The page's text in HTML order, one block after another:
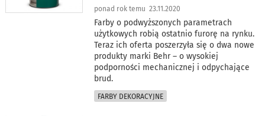
ponad rok temu 23.11.2020
Farby o podwyższonych parametrach
użytkowych robią ostatnio furorę na rynku.
Teraz ich oferta poszerzyła się o dwa nowe
produkty marki Behr – o wysokiej
podporności mechanicznej i odpychające
brud.
FARBY DEKORACYJNE